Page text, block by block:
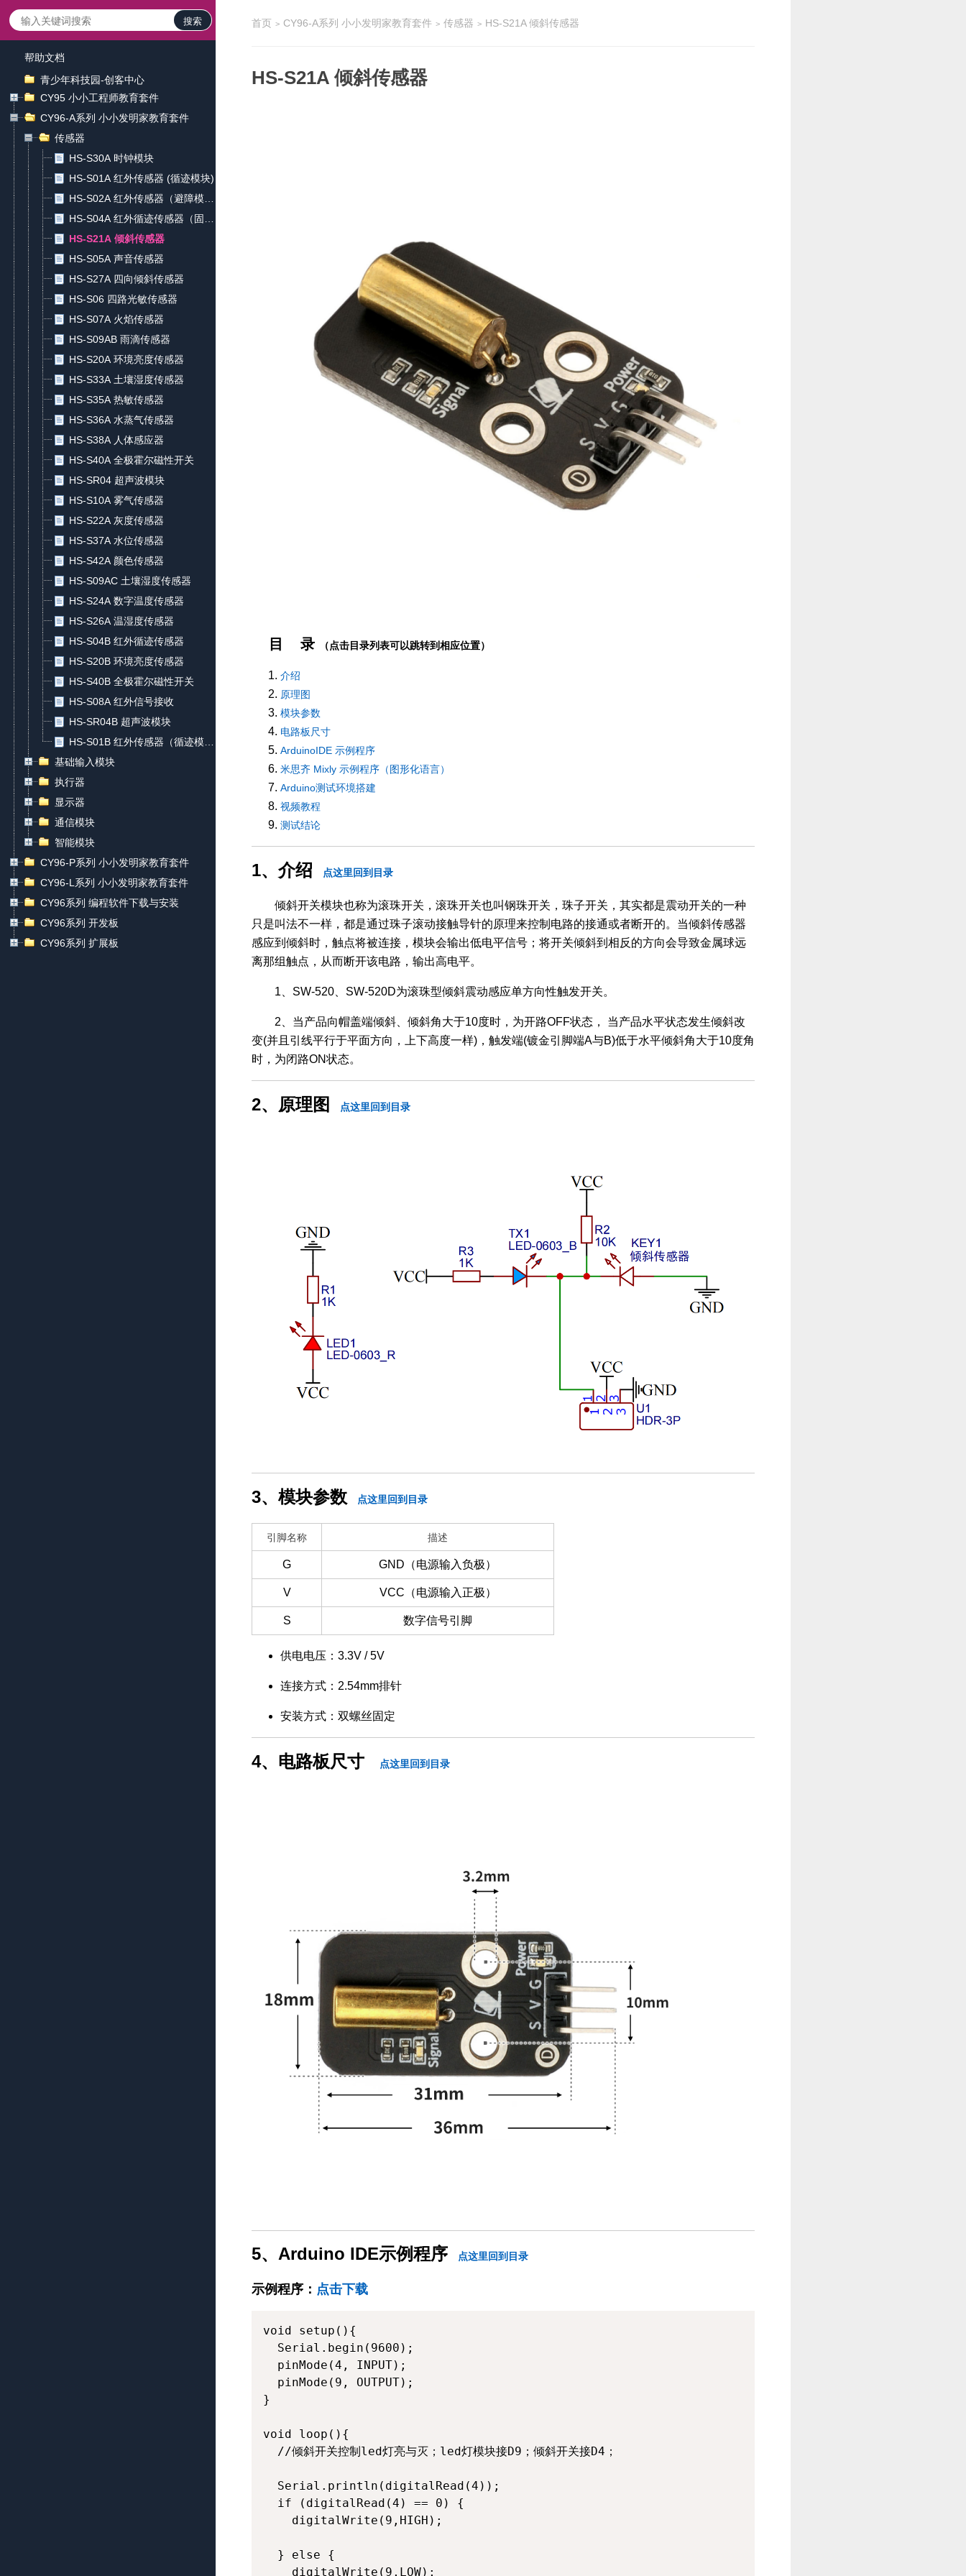
搜索
帮助文档
青少年科技园-创客中心
CY95 小小工程师教育套件
CY96-A系列 小小发明家教育套件
传感器
HS-S30A 时钟模块
HS-S01A 红外传感器 (循迹模块)
HS-S02A 红外传感器（避障模
块）
HS-S04A 红外循迹传感器（固定
距离）
HS-S21A 倾斜传感器
HS-S05A 声音传感器
HS-S27A 四向倾斜传感器
HS-S06 四路光敏传感器
HS-S07A 火焰传感器
HS-S09AB 雨滴传感器
HS-S20A 环境亮度传感器
HS-S33A 土壤湿度传感器
HS-S35A 热敏传感器
HS-S36A 水蒸气传感器
HS-S38A 人体感应器
HS-S40A 全极霍尔磁性开关
HS-SR04 超声波模块
HS-S10A 雾气传感器
HS-S22A 灰度传感器
HS-S37A 水位传感器
HS-S42A 颜色传感器
HS-S09AC 土壤湿度传感器
HS-S24A 数字温度传感器
HS-S26A 温湿度传感器
HS-S04B 红外循迹传感器
HS-S20B 环境亮度传感器
HS-S40B 全极霍尔磁性开关
HS-S08A 红外信号接收
HS-SR04B 超声波模块
HS-S01B 红外传感器（循迹模
块）
基础输入模块
执行器
显示器
通信模块
智能模块
CY96-P系列 小小发明家教育套件
CY96-L系列 小小发明家教育套件
CY96系列 编程软件下载与安装
CY96系列 开发板
CY96系列 扩展板
首页 > CY96-A系列 小小发明家教育套件 > 传感器 > HS-S21A 倾斜传感器
HS-S21A 倾斜传感器
目 录 （点击目录列表可以跳转到相应位置）
介绍
原理图
模块参数
电路板尺寸
ArduinoIDE 示例程序
米思齐 Mixly 示例程序（图形化语言）
Arduino测试环境搭建
视频教程
测试结论
1、介绍 点这里回到目录
倾斜开关模块也称为滚珠开关，滚珠开关也叫钢珠开关，珠子开关，其实都是震动开关的一种
只是叫法不一样，都是通过珠子滚动接触导针的原理来控制电路的接通或者断开的。当倾斜传感器
感应到倾斜时，触点将被连接，模块会输出低电平信号；将开关倾斜到相反的方向会导致金属球远
离那组触点，从而断开该电路，输出高电平。
1、SW-520、SW-520D为滚珠型倾斜震动感应单方向性触发开关。
2、当产品向帽盖端倾斜、倾斜角大于10度时，为开路OFF状态， 当产品水平状态发生倾斜改
变(并且引线平行于平面方向，上下高度一样)，触发端(镀金引脚端A与B)低于水平倾斜角大于10度角
时，为闭路ON状态。
2、原理图 点这里回到目录
3、模块参数 点这里回到目录
引脚名称 描述
G GND（电源输入负极）
V VCC（电源输入正极）
S 数字信号引脚
供电电压：3.3V / 5V
连接方式：2.54mm排针
安装方式：双螺丝固定
4、电路板尺寸 点这里回到目录
5、Arduino IDE示例程序 点这里回到目录
示例程序： 点击下载
void setup(){
  Serial.begin(9600);
  pinMode(4, INPUT);
  pinMode(9, OUTPUT);
}
void loop(){
  //倾斜开关控制led灯亮与灭；led灯模块接D9；倾斜开关接D4；
  Serial.println(digitalRead(4));
  if (digitalRead(4) == 0) {
    digitalWrite(9,HIGH);
  } else {
    digitalWrite(9,LOW);